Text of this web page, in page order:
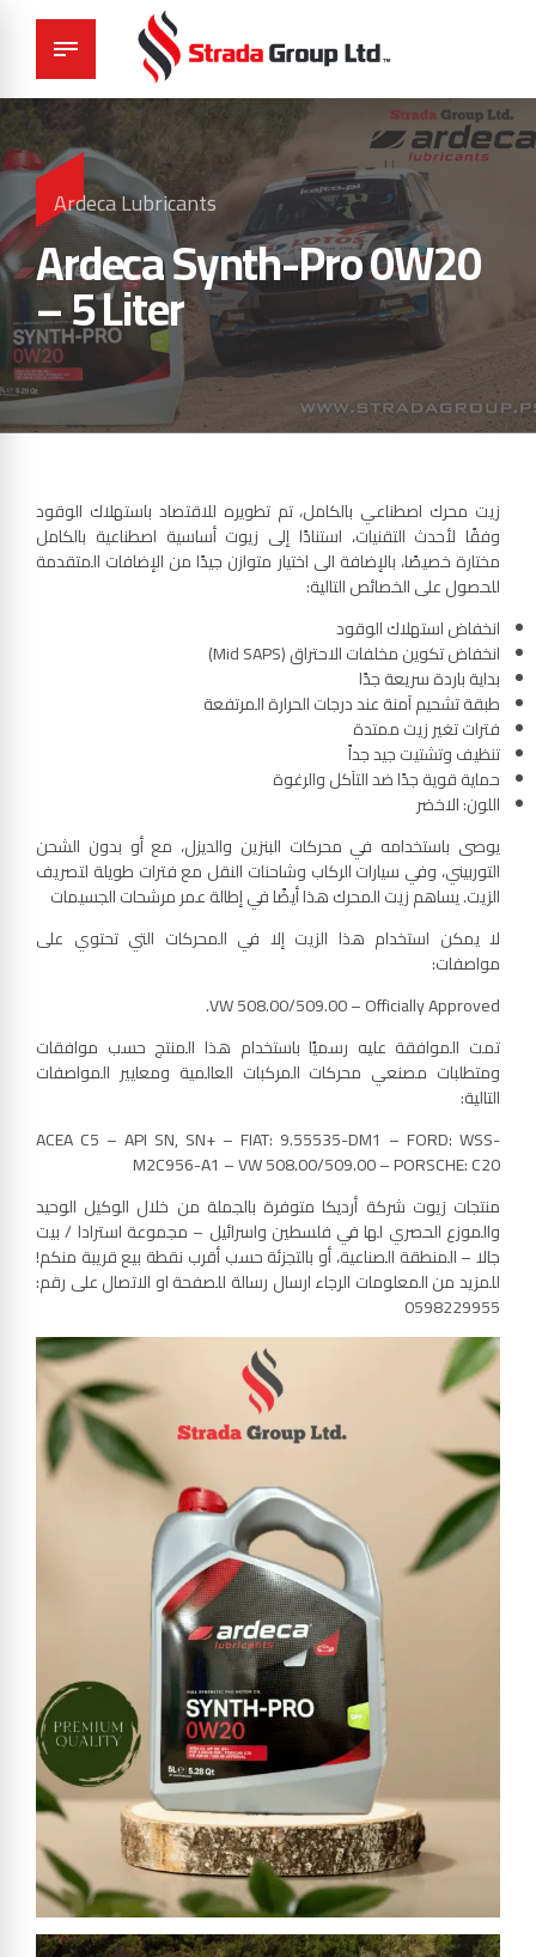
Ardeca Lubricants
Ardeca Synth-Pro 0W20
– 5 Liter
زيت محرك اصطناعي بالكامل، تم تطويره للاقتصاد باستهلاك الوقود
وفقًا لأحدث التقنيات، استنادًا إلى زيوت أساسية اصطناعية بالكامل
مختارة خصيصًا، بالإضافة الى اختيار متوازن جيدًا من الإضافات المتقدمة
للحصول على الخصائص التالية:
انخفاض استهلاك الوقود
انخفاض تكوين مخلفات الاحتراق (Mid SAPS)
بداية باردة سريعة جدًا
طبقة تشحيم آمنة عند درجات الحرارة المرتفعة
فترات تغير زيت ممتدة
تنظيف وتشتيت جيد جداً
حماية قوية جدًا ضد التآكل والرغوة
اللون: الاخضر
يوصى باستخدامه في محركات البنزين والديزل، مع أو بدون الشحن
التوربيني، وفي سيارات الركاب وشاحنات النقل مع فترات طويلة لتصريف
الزيت. يساهم زيت المحرك هذا أيضًا في إطالة عمر مرشحات الجسيمات
لا يمكن استخدام هذا الزيت إلا في المحركات التي تحتوي على
مواصفات:
VW 508.00/509.00 – Officially Approved.
تمت الموافقة عليه رسميًا باستخدام هذا المنتج حسب موافقات
ومتطلبات مصنعي محركات المركبات العالمية ومعايير المواصفات
التالية:
ACEA C5 – API SN, SN+ – FIAT: 9.55535-DM1 – FORD: WSS-
M2C956-A1 – VW 508.00/509.00 – PORSCHE: C20
منتجات زيوت شركة أرديكا متوفرة بالجملة من خلال الوكيل الوحيد
والموزع الحصري لها في فلسطين واسرائيل – مجموعة استرادا / بيت
جالا – المنطقة الصناعية، أو بالتجزئة حسب أقرب نقطة بيع قريبة منكم!
للمزيد من المعلومات الرجاء ارسال رسالة للصفحة او الاتصال على رقم:
0598229955